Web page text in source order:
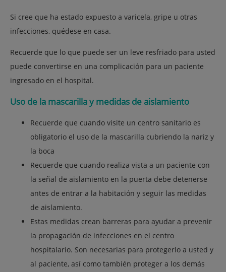
Si cree que ha estado expuesto a varicela, gripe u otras
infecciones, quédese en casa.
Recuerde que lo que puede ser un leve resfriado para usted
puede convertirse en una complicación para un paciente
ingresado en el hospital.
Uso de la mascarilla y medidas de aislamiento
Recuerde que cuando visite un centro sanitario es
obligatorio el uso de la mascarilla cubriendo la nariz y
la boca
Recuerde que cuando realiza vista a un paciente con
la señal de aislamiento en la puerta debe detenerse
antes de entrar a la habitación y seguir las medidas
de aislamiento.
Estas medidas crean barreras para ayudar a prevenir
la propagación de infecciones en el centro
hospitalario. Son necesarias para protegerlo a usted y
al paciente, así como también proteger a los demás